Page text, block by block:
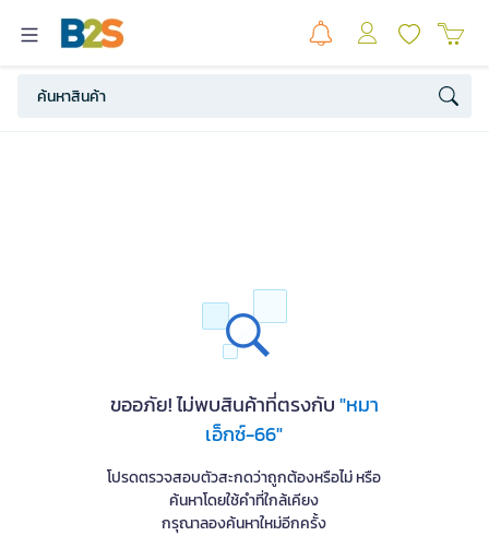
ขออภัย! ไม่พบสินค้าที่ตรงกับ"หมา
เอ็กซ์-66"
โปรดตรวจสอบตัวสะกดว่าถูกต้องหรือไม่ หรือ
ค้นหาโดยใช้คำที่ใกล้เคียง
กรุณาลองค้นหาใหม่อีกครั้ง